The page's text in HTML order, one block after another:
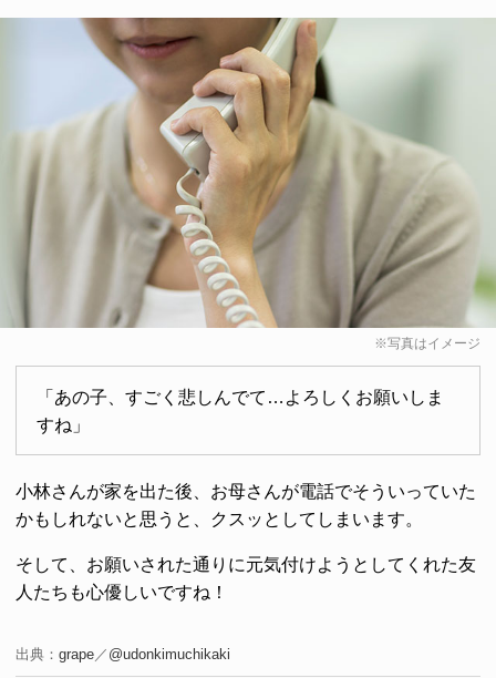
※写真はイメージ
「あの子、すごく悲しんでて…よろしくお願いしま
すね」
小林さんが家を出た後、お母さんが電話でそういっていた
かもしれないと思うと、クスッとしてしまいます。
そして、お願いされた通りに元気付けようとしてくれた友
人たちも心優しいですね！
出典： grape ／ @udonkimuchikaki